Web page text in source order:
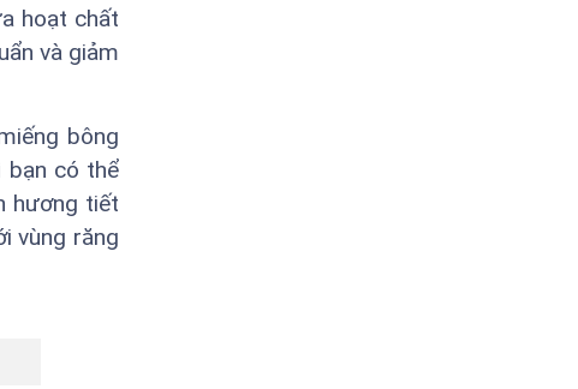
hoạt chất
và giảm
bông
bạn có thể
hương tiết
vùng răng